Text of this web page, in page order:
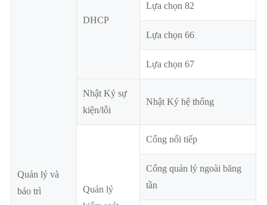
Quản lý và
bảo trì
DHCP
Lựa chọn 82
Lựa chọn 66
Lựa chọn 67
Nhật Ký sự
kiện/lỗi
Nhật Ký hệ thống
Quản lý
Cổng nối tiếp
Cổng quản lý ngoài băng
tần